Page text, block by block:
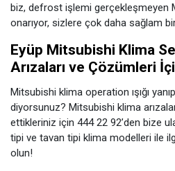
biz, defrost işlemi gerçekleşmeyen
onarıyor, sizlere çok daha sağlam
Eyüp Mitsubishi Klima
Arızaları ve Çözümleri
Mitsubishi klima operation ışığı
diyorsunuz? Mitsubishi klima
ettikleriniz için 444 22 92’den bize
tipi ve tavan tipi klima modelleri ile
olun!